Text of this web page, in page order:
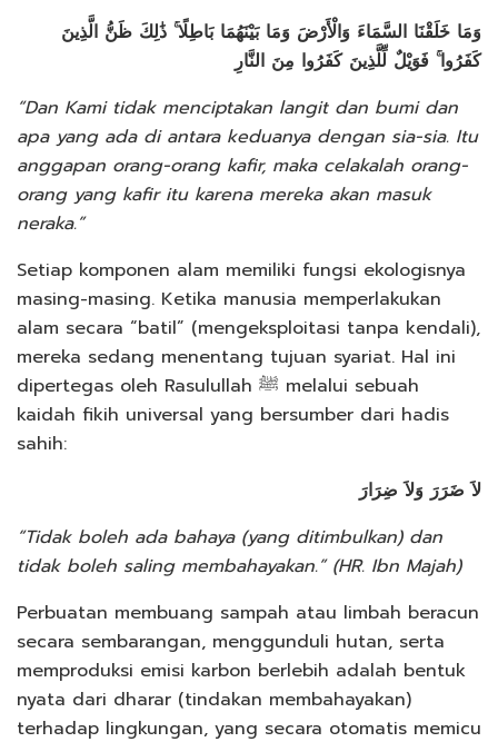
وَمَا خَلَقْنَا السَّمَاءَ وَالْأَرْضَ وَمَا بَيْنَهُمَا بَاطِلًا ۚ ذَٰلِكَ ظَنُّ الَّذِينَ
كَفَرُوا ۚ فَوَيْلٌ لِّلَّذِينَ كَفَرُوا مِنَ النَّارِ
“Dan Kami tidak menciptakan langit dan bumi dan
apa yang ada di antara keduanya dengan sia-sia. Itu
anggapan orang-orang kafir, maka celakalah orang-
orang yang kafir itu karena mereka akan masuk
neraka.”
Setiap komponen alam memiliki fungsi ekologisnya
masing-masing. Ketika manusia memperlakukan
alam secara “batil” (mengeksploitasi tanpa kendali),
mereka sedang menentang tujuan syariat. Hal ini
dipertegas oleh Rasulullah ﷺ melalui sebuah
kaidah fikih universal yang bersumber dari hadis
sahih:
لاَ ضَرَرَ وَلاَ ضِرَارَ
“Tidak boleh ada bahaya (yang ditimbulkan) dan
tidak boleh saling membahayakan.” (HR. Ibn Majah)
Perbuatan membuang sampah atau limbah beracun
secara sembarangan, menggunduli hutan, serta
memproduksi emisi karbon berlebih adalah bentuk
nyata dari dharar (tindakan membahayakan)
terhadap lingkungan, yang secara otomatis memicu